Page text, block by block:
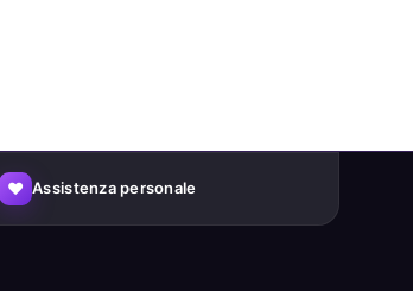
♥ Assistenza personale